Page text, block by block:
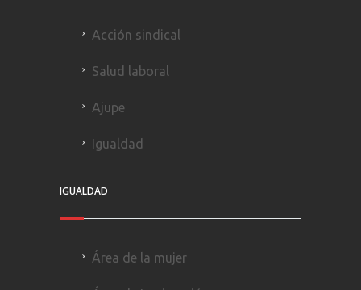
Acción sindical
Salud laboral
Ajupe
Igualdad
IGUALDAD
Área de la mujer